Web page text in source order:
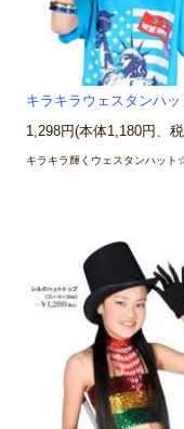
キラキラウェスタンハッ
1,298円(本体1,180円、
キラキラ輝くウェスタンハット